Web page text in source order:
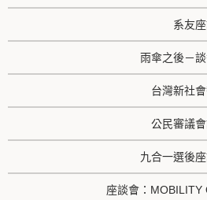
系友
雨傘之後－
台灣新社
公民審議
九合一選後
座談會：MOBILITY